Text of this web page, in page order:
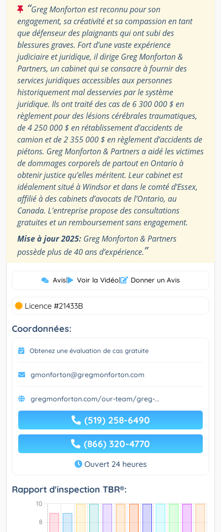
“Greg Monforton est reconnu pour son
engagement, sa créativité et sa compassion en tant
que défenseur des plaignants qui ont subi des
blessures graves. Fort d’une vaste expérience
judiciaire et juridique, il dirige Greg Monforton &
Partners, un cabinet qui se consacre à fournir des
services juridiques accessibles aux personnes
historiquement mal desservies par le système
juridique. Ils ont traité des cas de 6 300 000 $ en
règlement pour des lésions cérébrales traumatiques,
de 4 250 000 $ en rétablissement d’accidents de
camion et de 2 355 000 $ en règlement d’accidents de
piétons. Greg Monforton & Partners a aidé les victimes
de dommages corporels de partout en Ontario à
obtenir justice qu’elles méritent. Leur cabinet est
idéalement situé à Windsor et dans le comté d’Essex,
affilié à des cabinets d’avocats de l’Ontario, au
Canada. L’entreprise propose des consultations
gratuites et un remboursement sans engagement.
Mise à jour 2025: Greg Monforton & Partners
possède plus de 40 ans d’expérience.”
Avis| Voir la Vidéo| Donner un Avis
Licence #21433B
Coordonnées:
Obtenez une évaluation de cas gratuite
gmonforton@gregmonforton.com
gregmonforton.com/our-team/greg-...
(519) 258-6490
(866) 320-4770
Ouvert 24 heures
Rapport d'inspection TBR®: